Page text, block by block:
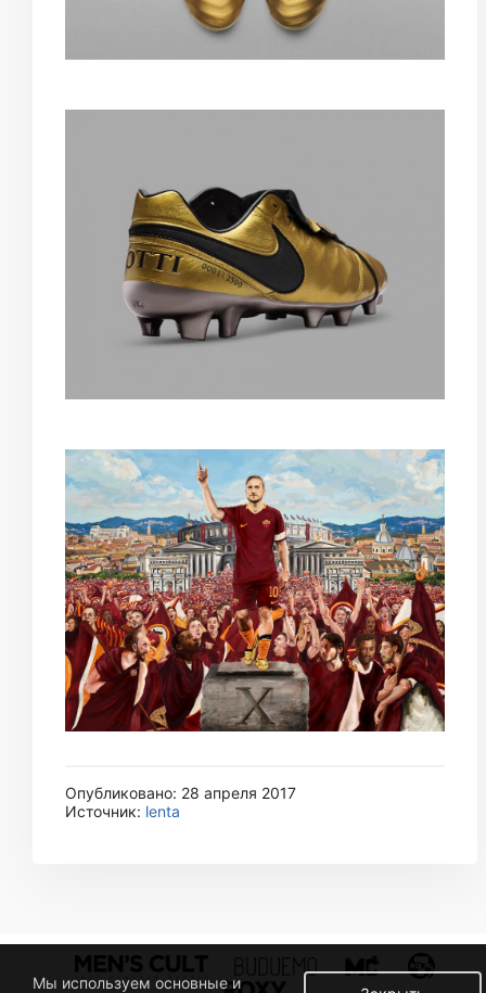
Опубликовано: 28 апреля 2017
Источник: lenta
Мы используем основные и